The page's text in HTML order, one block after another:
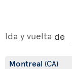
Ida y vuelta de
Montreal (CA)